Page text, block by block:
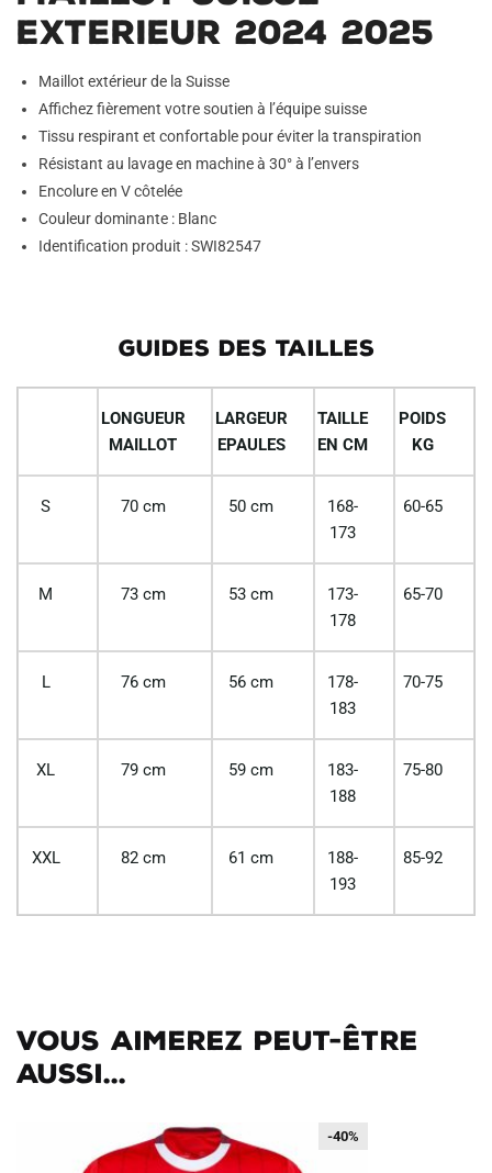
Exterieur 2024 2025
Maillot extérieur de la Suisse
Affichez fièrement votre soutien à l’équipe suisse
Tissu respirant et confortable pour éviter la transpiration
Résistant au lavage en machine à 30° à l’envers
Encolure en V côtelée
Couleur dominante : Blanc
Identification produit : SWI82547
GUIDES DES TAILLES
LONGUEUR
MAILLOT
LARGEUR
EPAULES
TAILLE
EN CM
POIDS
KG
S 70 cm 50 cm
168-
173
60-65
M 73 cm 53 cm
173-
178
65-70
L 76 cm 56 cm
178-
183
70-75
XL 79 cm 59 cm
183-
188
75-80
XXL 82 cm 61 cm
188-
193
85-92
Vous aimerez peut-être
aussi...
-40%
-40%